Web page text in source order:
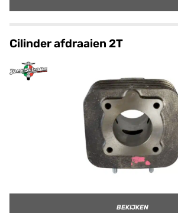
Cilinder afdraaien 2T
BEKIJKEN